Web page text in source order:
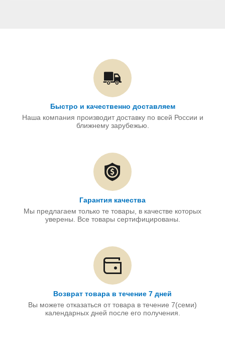
Быстро и качественно доставляем
Наша компания производит доставку по всей России и
ближнему зарубежью.
Гарантия качества
Мы предлагаем только те товары, в качестве которых
уверены. Все товары сертифицированы.
Возврат товара в течение 7 дней
Вы можете отказаться от товара в течение 7(семи)
календарных дней после его получения.